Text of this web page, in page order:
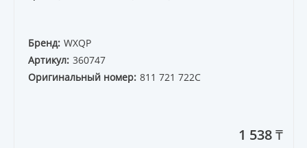
Бренд: WXQP
Артикул: 360747
Оригинальный номер: 811 721 722C
1 538 ₸